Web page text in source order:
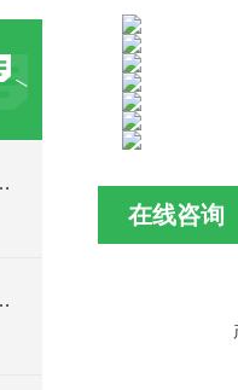
、安装图、CAD结构图
水处理中的作用
在线咨询